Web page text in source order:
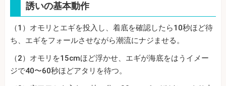
誘いの基本動作
（1）オモリとエギを投入し、着底を確認したら10秒ほど待
ち、エギをフォールさせながら潮流にナジませる。
（2）オモリを15cmほど浮かせ、エギが海底をはうイメー
ジで40〜60秒ほどアタリを待つ。